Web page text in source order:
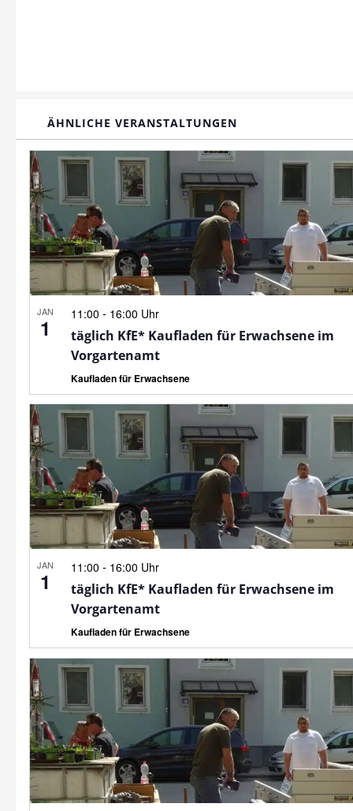
ÄHNLICHE VERANSTALTUNGEN
JAN
1
11:00 - 16:00 Uhr
täglich KfE* Kaufladen für Erwachsene im
Vorgartenamt
Kaufladen für Erwachsene
JAN
1
11:00 - 16:00 Uhr
täglich KfE* Kaufladen für Erwachsene im
Vorgartenamt
Kaufladen für Erwachsene